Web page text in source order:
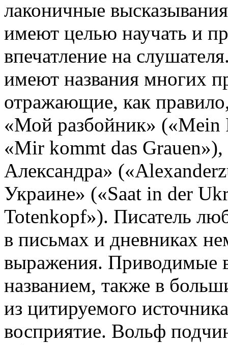
лаконичные
имеют целью научать и
впечатление на
имеют названия многих
отражающие, как
«Мой разбойник» («Mein
«Mir kommt das
Александра»
Украине» («Saat in der
Totenkopf»). Писатель
в письмах и дневниках
выражения. Приводимые
названием, также в
из цитируемого
восприятие. Вольф